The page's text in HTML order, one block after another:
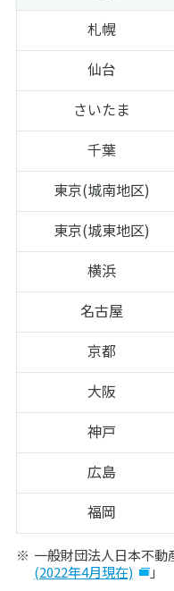
札幌
仙台
さいたま
千葉
東京(城南地区)
東京(城東地区)
横浜
名古屋
京都
大阪
神戸
広島
福岡
一般財団法人日本不動
(2022年4月現在)
」